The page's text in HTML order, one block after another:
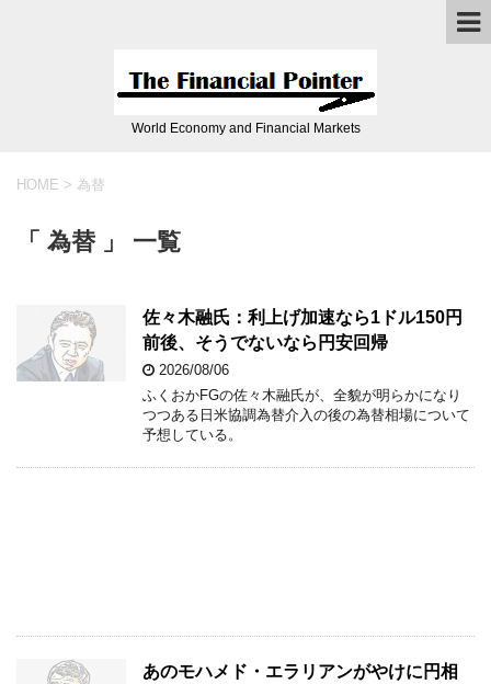
World Economy and Financial Markets
HOME > 為替
「 為替 」 一覧
佐々木融氏：利上げ加速なら1ドル150円
前後、そうでないなら円安回帰
2026/08/06
ふくおかFGの佐々木融氏が、全貌が明らかになり
つつある日米協調為替介入の後の為替相場について
予想している。
あのモハメド・エラリアンがやけに円相